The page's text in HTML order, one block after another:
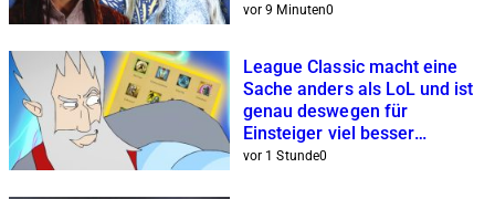
vor 9 Minuten0
League Classic macht eine
Sache anders als LoL und ist
genau deswegen für
Einsteiger viel besser
geeignet
vor 1 Stunde0